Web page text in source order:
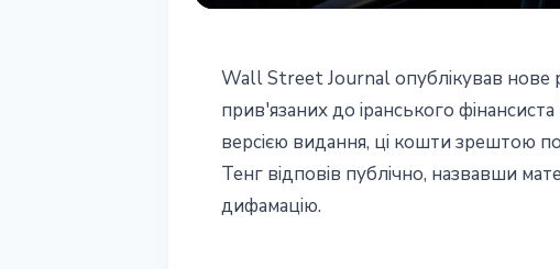
WSJ звинуватила
іранських
23 травня 2026 р.
Wall Street Journal опублікував
прив'язаних до іранського
версією видання, ці кошти зрештою
Тенг відповів публічно, назвавши
дифамацію.